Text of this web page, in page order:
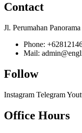
Contact
Jl. Perumahan
Phone:
Mail:
Follow
Instagram Telegram
Office Hours